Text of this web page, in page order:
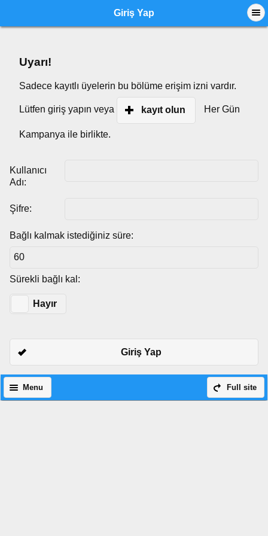
Giriş Yap
Uyarı!
Sadece kayıtlı üyelerin bu bölüme erişim izni vardır.
Lütfen giriş yapın veya kayıt olun Her Gün
Kampanya ile birlikte.
Kullanıcı
Adı:
Şifre:
Bağlı kalmak istediğiniz süre:
Sürekli bağlı kal:
Hayır
Giriş Yap
Full site
Menu